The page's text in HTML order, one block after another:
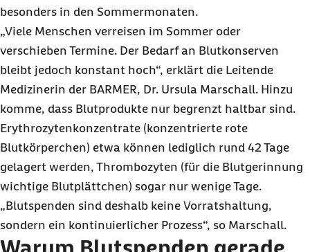
besonders in den Sommermonaten.
„Viele Menschen verreisen im Sommer oder
verschieben Termine. Der Bedarf an Blutkonserven
bleibt jedoch konstant hoch“, erklärt die Leitende
Medizinerin der BARMER, Dr. Ursula Marschall. Hinzu
komme, dass Blutprodukte nur begrenzt haltbar sind.
Erythrozytenkonzentrate (konzentrierte rote
Blutkörperchen) etwa können lediglich rund 42 Tage
gelagert werden, Thrombozyten (für die Blutgerinnung
wichtige Blutplättchen) sogar nur wenige Tage.
„Blutspenden sind deshalb keine Vorratshaltung,
sondern ein kontinuierlicher Prozess“, so Marschall.